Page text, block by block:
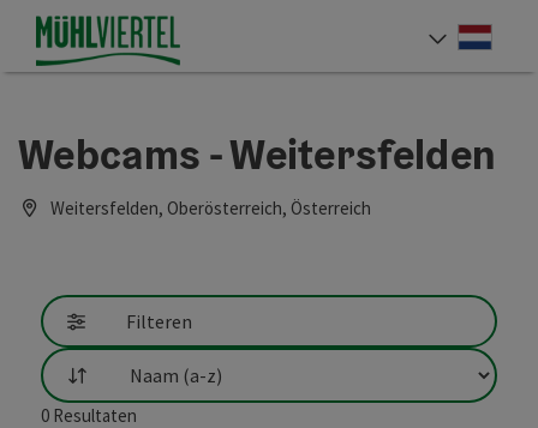
InhoudAccesskey
[0]
NavigatieAccesskey
[1]
PaginabeginAccesskey
[2]
Webcams - Weitersfelden
Weitersfelden, Oberösterreich, Österreich
Filteren
Filtering
0 Resultaten